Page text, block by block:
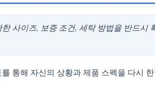
사이즈, 보증 조건, 세탁 방법을 반드시
통해 자신의 상황과 제품 스펙을 다시